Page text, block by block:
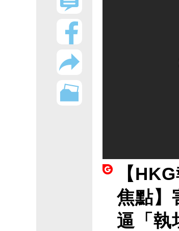
【
焦點】
逼「執